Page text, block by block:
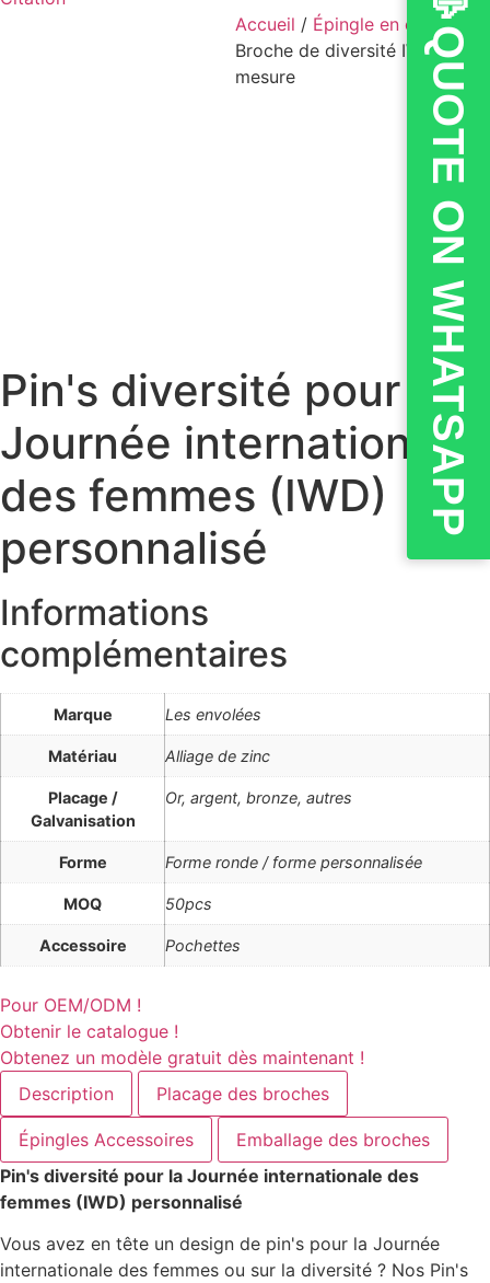
Accueil / Épingle en émail/
Broche de diversité IWD sur
mesure
Pin's diversité pour la
Journée internationale
des femmes (IWD)
personnalisé
Informations
complémentaires
Marque Les envolées
Matériau Alliage de zinc
Placage /
Galvanisation
Or, argent, bronze, autres
Forme Forme ronde / forme personnalisée
MOQ 50pcs
Accessoire Pochettes
Pour OEM/ODM !
Obtenir le catalogue !
Obtenez un modèle gratuit dès maintenant !
Description
Placage des broches
Épingles Accessoires
Emballage des broches
Pin's diversité pour la Journée internationale des
femmes (IWD) personnalisé
Vous avez en tête un design de pin's pour la Journée
internationale des femmes ou sur la diversité ? Nos Pin's
💬QUOTE ON WHATSAPP